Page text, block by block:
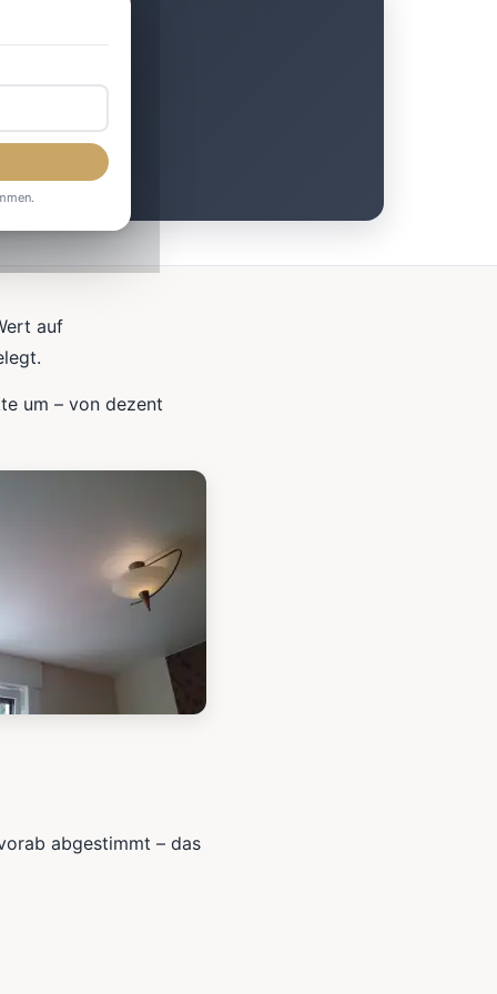
auf
um – von dezent
abgestimmt – das